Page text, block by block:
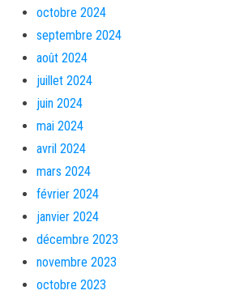
octobre 2024
septembre 2024
août 2024
juillet 2024
juin 2024
mai 2024
avril 2024
mars 2024
février 2024
janvier 2024
décembre 2023
novembre 2023
octobre 2023